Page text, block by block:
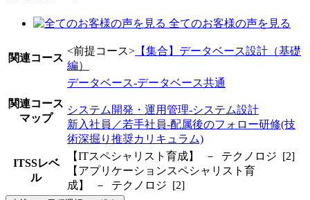
全てのお客様の声を見る
関連コース
<前提コース> 【集合】データベース設計（基礎
編）
関連コース
マップ
データベース-データベース共通
システム開発・運用管理-システム設計
新入社員／若手社員-配属後のフォロー研修(技
術深掘り推奨カリキュラム)
ITSSレベ
ル
【ITスペシャリスト育成】 － テクノロジ [2]
【アプリケーションスペシャリスト育
成】 － テクノロジ [2]